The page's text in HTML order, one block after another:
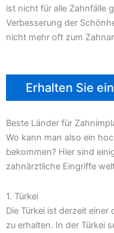
ist nicht für alle Zahnfälle
Verbesserung der
nicht mehr oft zum
Erhalten Sie
Beste Länder für
Wo kann man also ein
bekommen? Hier sind
zahnärztliche Eingriffe
1. Türkei
Die Türkei ist derzeit
zu erhalten. In der Türkei